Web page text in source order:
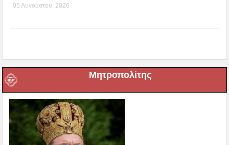
05 Αυγούστου, 2026
Μητροπολίτης